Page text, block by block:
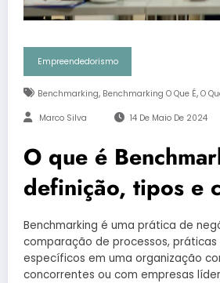
Empreendedorismo
Benchmarking, Benchmarking O Que É, O
Marco Silva 14 De Maio De 2024
O que é
definição, tipos e
Benchmarking é uma prática de
comparação de processos, práticas
específicos em uma organização
concorrentes ou com empresas